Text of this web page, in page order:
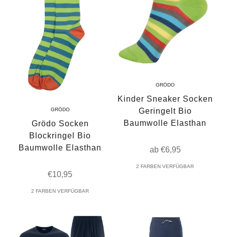
GRÖDO
Grödo Socken
Blockringel Bio
Baumwolle Elasthan
Angebot
€10,95
2 FARBEN VERFÜGBAR
GRÖDO
Kinder Sneaker Socken
Geringelt Bio
Baumwolle Elasthan
Angebot
ab €6,95
2 FARBEN VERFÜGBAR